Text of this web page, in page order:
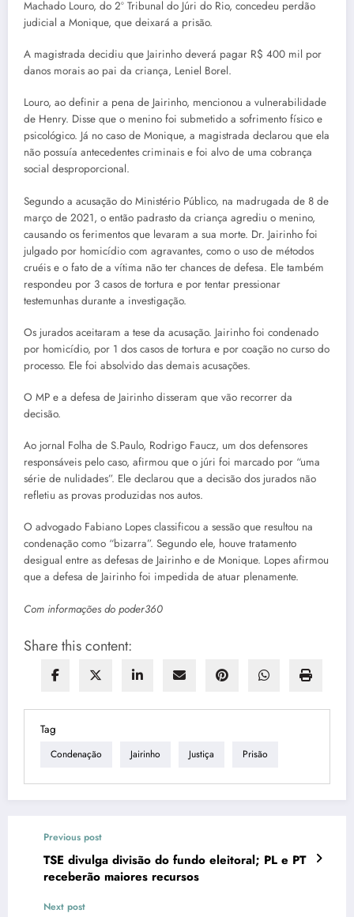
Machado Louro, do 2º Tribunal do Júri do Rio, concedeu perdão
judicial a Monique, que deixará a prisão.
A magistrada decidiu que Jairinho deverá pagar R$ 400 mil por
danos morais ao pai da criança, Leniel Borel.
Louro, ao definir a pena de Jairinho, mencionou a vulnerabilidade
de Henry. Disse que o menino foi submetido a sofrimento físico e
psicológico. Já no caso de Monique, a magistrada declarou que ela
não possuía antecedentes criminais e foi alvo de uma cobrança
social desproporcional.
Segundo a acusação do Ministério Público, na madrugada de 8 de
março de 2021, o então padrasto da criança agrediu o menino,
causando os ferimentos que levaram a sua morte. Dr. Jairinho foi
julgado por homicídio com agravantes, como o uso de métodos
cruéis e o fato de a vítima não ter chances de defesa. Ele também
respondeu por 3 casos de tortura e por tentar pressionar
testemunhas durante a investigação.
Os jurados aceitaram a tese da acusação. Jairinho foi condenado
por homicídio, por 1 dos casos de tortura e por coação no curso do
processo. Ele foi absolvido das demais acusações.
O MP e a defesa de Jairinho disseram que vão recorrer da
decisão.
Ao jornal Folha de S.Paulo, Rodrigo Faucz, um dos defensores
responsáveis pelo caso, afirmou que o júri foi marcado por “uma
série de nulidades”. Ele declarou que a decisão dos jurados não
refletiu as provas produzidas nos autos.
O advogado Fabiano Lopes classificou a sessão que resultou na
condenação como “bizarra”. Segundo ele, houve tratamento
desigual entre as defesas de Jairinho e de Monique. Lopes afirmou
que a defesa de Jairinho foi impedida de atuar plenamente.
Com informações do poder360
Share this content:
Tag
Condenação Jairinho Justiça Prisão
Previous post
TSE divulga divisão do fundo eleitoral; PL e PT
receberão maiores recursos
Next post